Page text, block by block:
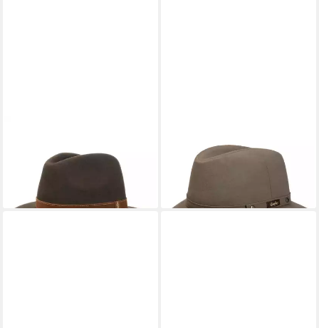
Lederband, Made in Italy
365,00 €
lieferbar - in 3-4 Werktagen bei dir
Filzhut (1-St) Filzhut, Made in
304,00 €
lieferbar - in 3-4 Werktagen bei dir